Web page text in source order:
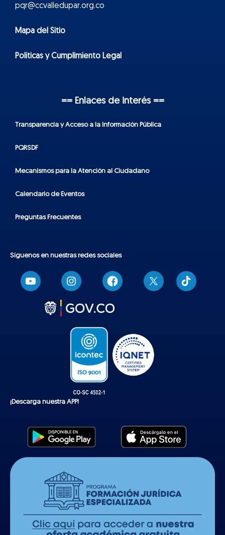
pqr@ccvalledupar.org.co
Mapa del Sitio
Políticas y Cumplimiento Legal
== Enlaces de interés ==
Transparencia y Acceso a la Información Pública
PQRSDF
Mecanismos para la Atención al Ciudadano
Calendario de Eventos
Preguntas Frecuentes
Síguenos en nuestras redes sociales
T
i
k
¡Descarga nuestra APP!